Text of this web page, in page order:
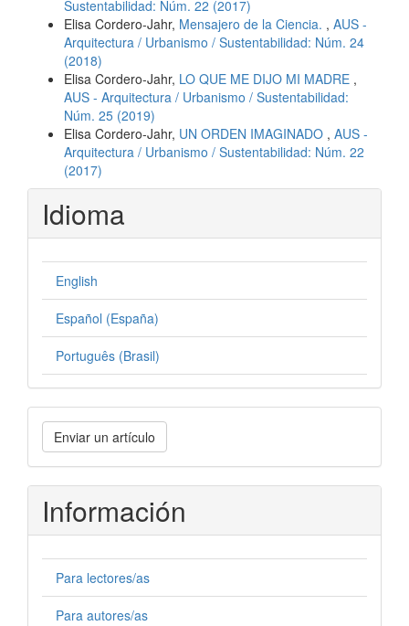
Sustentabilidad: Núm. 22 (2017)
Elisa Cordero-Jahr, Mensajero de la Ciencia. , AUS -
Arquitectura / Urbanismo / Sustentabilidad: Núm. 24
(2018)
Elisa Cordero-Jahr, LO QUE ME DIJO MI MADRE ,
AUS - Arquitectura / Urbanismo / Sustentabilidad:
Núm. 25 (2019)
Elisa Cordero-Jahr, UN ORDEN IMAGINADO , AUS -
Arquitectura / Urbanismo / Sustentabilidad: Núm. 22
(2017)
Idioma
English
Español (España)
Português (Brasil)
Enviar
un
artículo
Enviar un artículo
Información
Para lectores/as
Para autores/as